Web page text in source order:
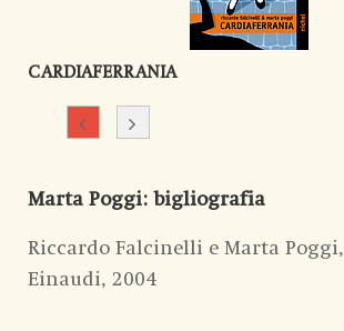
CARDIAFERRANIA
Marta Poggi: bigliografia
Riccardo Falcinelli e Marta Poggi,
Einaudi, 2004